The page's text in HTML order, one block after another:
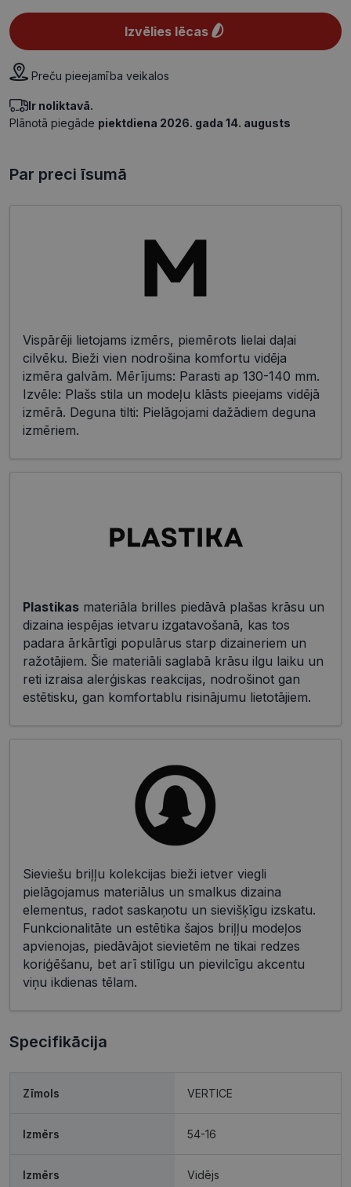
Izvēlies lēcas
Preču pieejamība veikalos
Ir noliktavā.
Plānotā piegāde piektdiena 2026. gada 14. augusts
Par preci īsumā
Vispārēji lietojams izmērs, piemērots lielai daļai
cilvēku. Bieži vien nodrošina komfortu vidēja
izmēra galvām. Mērījums: Parasti ap 130-140 mm.
Izvēle: Plašs stila un modeļu klāsts pieejams vidējā
izmērā. Deguna tilti: Pielāgojami dažādiem deguna
izmēriem.
Plastikas materiāla brilles piedāvā plašas krāsu un
dizaina iespējas ietvaru izgatavošanā, kas tos
padara ārkārtīgi populārus starp dizaineriem un
ražotājiem. Šie materiāli saglabā krāsu ilgu laiku un
reti izraisa alerģiskas reakcijas, nodrošinot gan
estētisku, gan komfortablu risinājumu lietotājiem.
Sieviešu briļļu kolekcijas bieži ietver viegli
pielāgojamus materiālus un smalkus dizaina
elementus, radot saskaņotu un sievišķīgu izskatu.
Funkcionalitāte un estētika šajos briļļu modeļos
apvienojas, piedāvājot sievietēm ne tikai redzes
koriģēšanu, bet arī stilīgu un pievilcīgu akcentu
viņu ikdienas tēlam.
Specifikācija
Zīmols VERTICE
Izmērs 54-16
Izmērs Vidējs